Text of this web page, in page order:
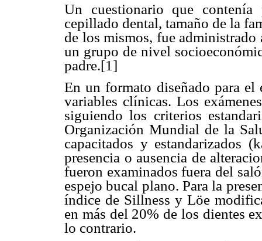
Un cuestionario que contenía
cepillado dental, tamaño de la
de los mismos, fue
un grupo de nivel
padre.[1]
En un formato diseñado para el
variables clínicas. Los
siguiendo los criterios
Organización Mundial de la
capacitados y estandarizados
presencia o ausencia de
fueron examinados fuera del
espejo bucal plano. Para la
índice de Sillness y Löe
en más del 20% de los dientes
lo contrario.